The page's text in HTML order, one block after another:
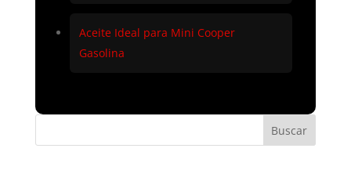
Aceite Ideal para Mini Cooper
Gasolina
Buscar